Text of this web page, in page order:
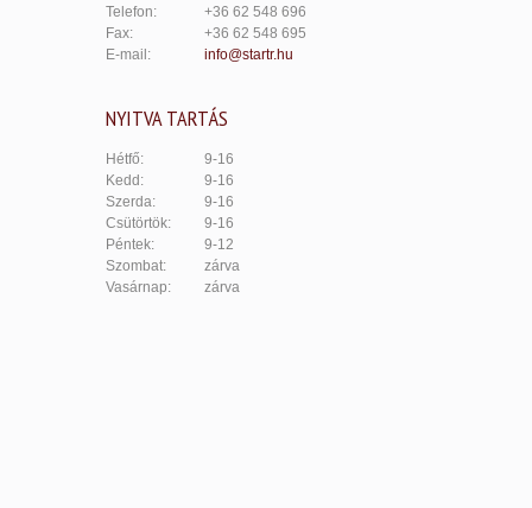
Telefon:
+36 62 548 696
Fax:
+36 62 548 695
E-mail:
info@startr.hu
NYITVA TARTÁS
Hétfő:
9-16
Kedd:
9-16
Szerda:
9-16
Csütörtök:
9-16
Péntek:
9-12
Szombat:
zárva
Vasárnap:
zárva